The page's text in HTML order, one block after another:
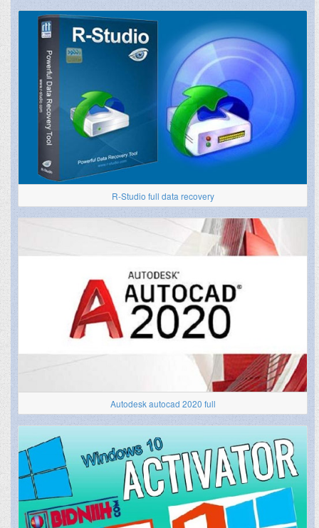
R-Studio full data recovery
Autodesk autocad 2020 full